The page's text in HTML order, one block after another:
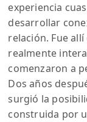
experiencia
desarrollar
relación. Fue
realmente
comenzaron a
Dos años
surgió la
construida por